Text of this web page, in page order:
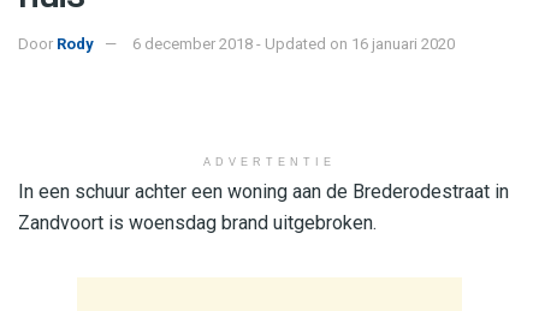
Door Rody 6 december 2018 - Updated on 16 januari 2020
ADVERTENTIE
In een schuur achter een woning aan de Brederodestraat in
Zandvoort is woensdag brand uitgebroken.